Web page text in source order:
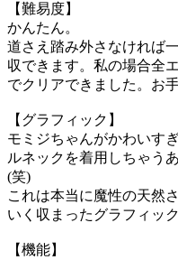
【難易度】
かんたん。
道さえ踏み外さなければ
収できます。私の場合全
でクリアできました。お
【グラフィック】
モミジちゃんがかわいす
ルネックを着用しちゃう
(笑)
これは本当に魔性の天然
いく収まったグラフィッ
【機能】